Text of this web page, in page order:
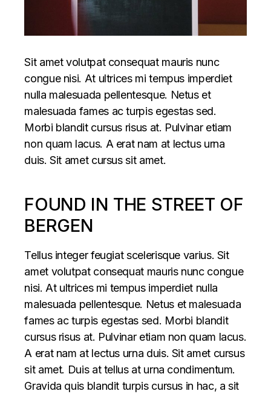
Sit amet volutpat consequat mauris nunc
congue nisi. At ultrices mi tempus imperdiet
nulla malesuada pellentesque. Netus et
malesuada fames ac turpis egestas sed.
Morbi blandit cursus risus at. Pulvinar etiam
non quam lacus. A erat nam at lectus urna
duis. Sit amet cursus sit amet.
FOUND IN THE STREET OF
BERGEN
Tellus integer feugiat scelerisque varius. Sit
amet volutpat consequat mauris nunc congue
nisi. At ultrices mi tempus imperdiet nulla
malesuada pellentesque. Netus et malesuada
fames ac turpis egestas sed. Morbi blandit
cursus risus at. Pulvinar etiam non quam lacus.
A erat nam at lectus urna duis. Sit amet cursus
sit amet. Duis at tellus at urna condimentum.
Gravida quis blandit turpis cursus in hac, a sit